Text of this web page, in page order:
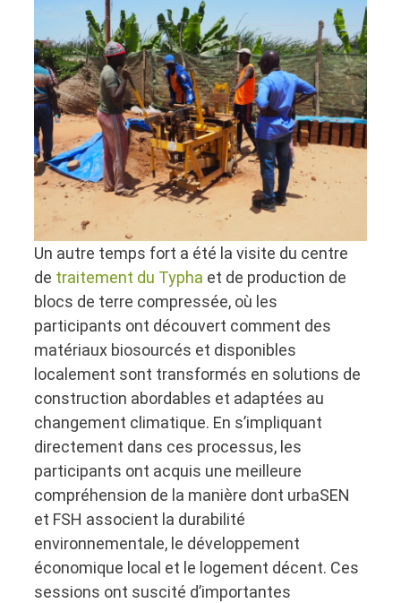
Un autre temps fort a été la visite du centre
de traitement du Typha et de production de
blocs de terre compressée, où les
participants ont découvert comment des
matériaux biosourcés et disponibles
localement sont transformés en solutions de
construction abordables et adaptées au
changement climatique. En s’impliquant
directement dans ces processus, les
participants ont acquis une meilleure
compréhension de la manière dont urbaSEN
et FSH associent la durabilité
environnementale, le développement
économique local et le logement décent. Ces
sessions ont suscité d’importantes